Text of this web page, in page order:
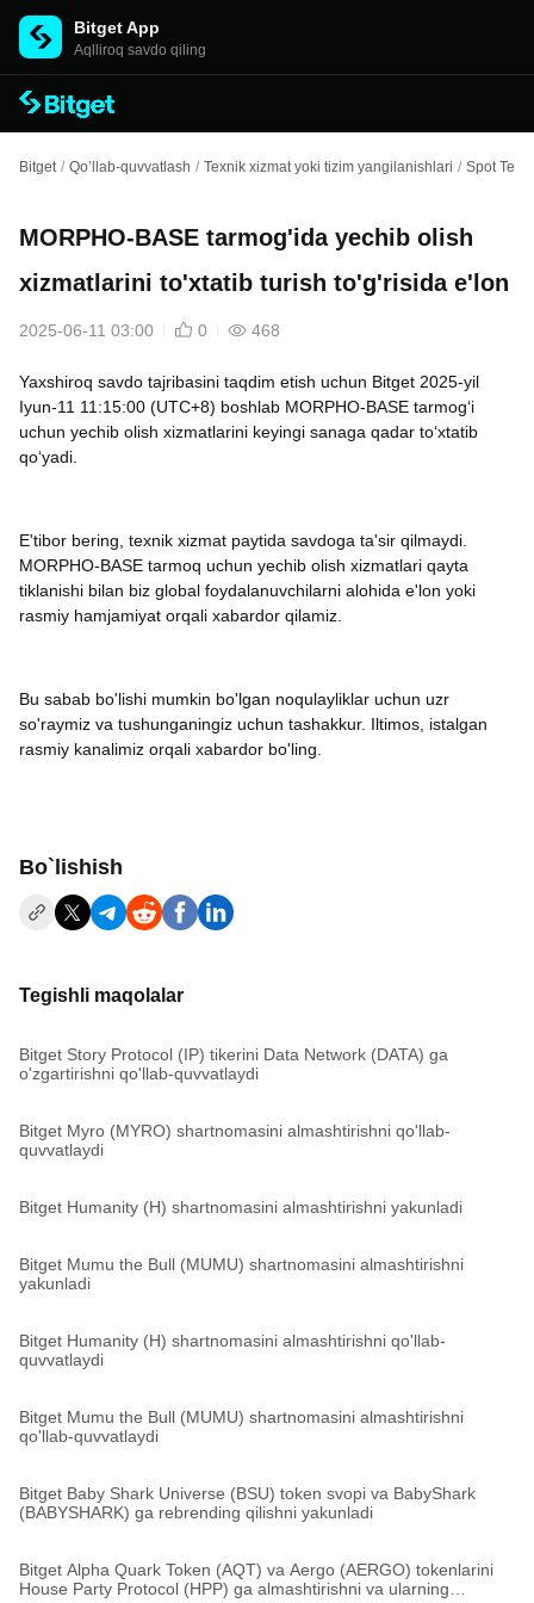
Bitget App
Aqlliroq savdo qiling
Bitget / Qo’llab-quvvatlash / Texnik xizmat yoki tizim yangilanishlari / Spot
MORPHO-BASE tarmog'ida yechib olish
xizmatlarini to'xtatib turish to'g'risida e'lon
2025-06-11 03:00 0 468
Yaxshiroq savdo tajribasini taqdim etish uchun Bitget 2025-yil
Iyun-11 11:15:00 (UTC+8) boshlab MORPHO-BASE tarmog‘i
uchun yechib olish xizmatlarini keyingi sanaga qadar to‘xtatib
qo‘yadi.
E'tibor bering, texnik xizmat paytida savdoga ta'sir qilmaydi.
MORPHO-BASE tarmoq uchun yechib olish xizmatlari qayta
tiklanishi bilan biz global foydalanuvchilarni alohida e'lon yoki
rasmiy hamjamiyat orqali xabardor qilamiz.
Bu sabab bo'lishi mumkin bo'lgan noqulayliklar uchun uzr
so'raymiz va tushunganingiz uchun tashakkur. Iltimos, istalgan
rasmiy kanalimiz orqali xabardor bo'ling.
Bo`lishish
Tegishli maqolalar
Bitget Story Protocol (IP) tikerini Data Network (DATA) ga
o'zgartirishni qo'llab-quvvatlaydi
Bitget Myro (MYRO) shartnomasini almashtirishni qo'llab-
quvvatlaydi
Bitget Humanity (H) shartnomasini almashtirishni yakunladi
Bitget Mumu the Bull (MUMU) shartnomasini almashtirishni
yakunladi
Bitget Humanity (H) shartnomasini almashtirishni qo'llab-
quvvatlaydi
Bitget Mumu the Bull (MUMU) shartnomasini almashtirishni
qo'llab-quvvatlaydi
Bitget Baby Shark Universe (BSU) token svopi va BabyShark
(BABYSHARK) ga rebrending qilishni yakunladi
Bitget Alpha Quark Token (AQT) va Aergo (AERGO) tokenlarini
House Party Protocol (HPP) ga almashtirishni va ularning